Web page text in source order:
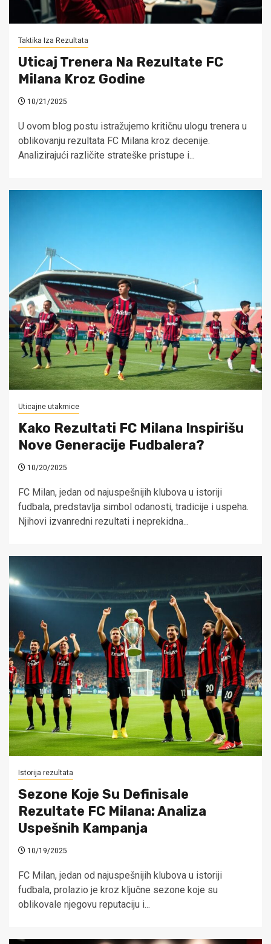
Taktika Iza Rezultata
Uticaj Trenera Na Rezultate FC
Milana Kroz Godine
10/21/2025
U ovom blog postu istražujemo kritičnu ulogu trenera u
oblikovanju rezultata FC Milana kroz decenije.
Analizirajući različite strateške pristupe i...
Uticajne utakmice
Kako Rezultati FC Milana Inspirišu
Nove Generacije Fudbalera?
10/20/2025
FC Milan, jedan od najuspešnijih klubova u istoriji
fudbala, predstavlja simbol odanosti, tradicije i uspeha.
Njihovi izvanredni rezultati i neprekidna...
Istorija rezultata
Sezone Koje Su Definisale
Rezultate FC Milana: Analiza
Uspešnih Kampanja
10/19/2025
FC Milan, jedan od najuspešnijih klubova u istoriji
fudbala, prolazio je kroz ključne sezone koje su
oblikovale njegovu reputaciju i...